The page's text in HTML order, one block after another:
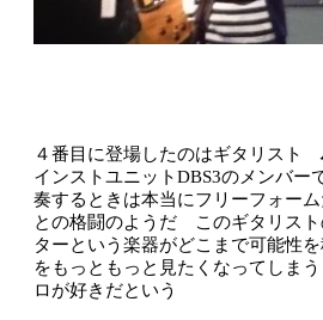
４番目に登場したのはギタリスト
インストユニットDBS3のメンバー
奏するときは本当にフリーフォー
との格闘のようだ このギタリス
ターという楽器がどこまで可能性
をもっともっと見たくなってしま
ロが好きだという